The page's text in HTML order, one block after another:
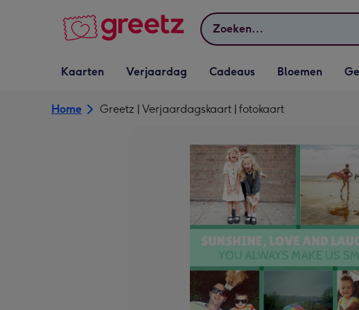
Zoeken
Vervolgkeuzelijst
Kaarten openen
Kaarten
Vervolgkeuzelijst
Verjaardag openen
Verjaardag
Vervolgkeuzelijst
Cadeaus openen
Cadeaus
Vervolgkeuzelijst
Bloemen openen
Bloemen
Home Greetz | Verjaardagskaart | fotokaart